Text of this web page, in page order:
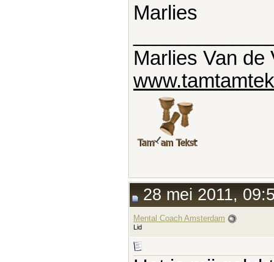
Marlies
Marlies Van de
28 mei 2011,
Mental Coach Amsterdam
Lid